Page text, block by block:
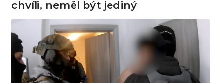
chvíli, neměl být jediný